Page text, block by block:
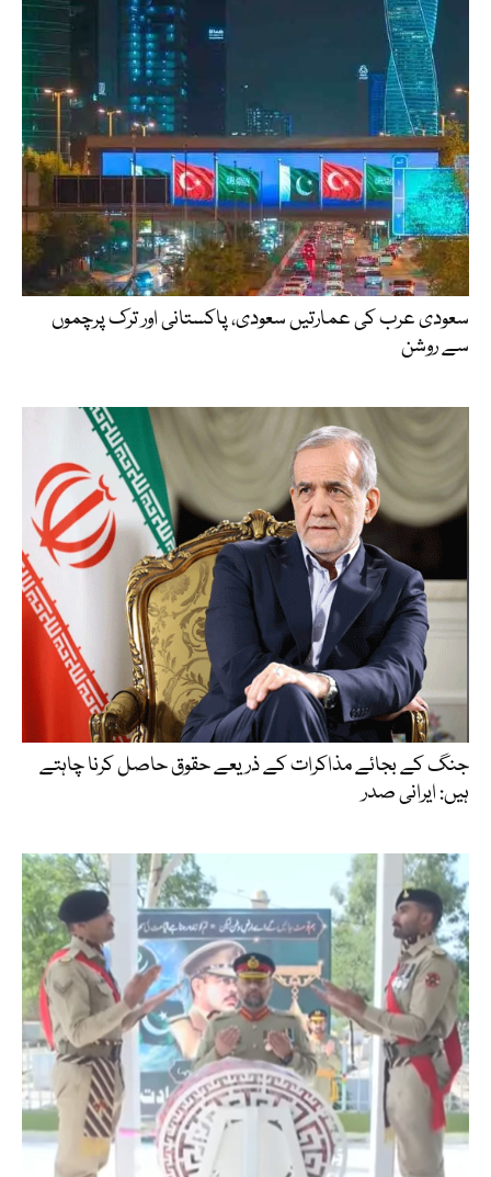
سعودی عرب کی عمارتیں سعودی، پاکستانی اور ترک پرچموں
سے روشن
جنگ کے بجائے مذاکرات کے ذریعے حقوق حاصل کرنا چاہتے
ہیں: ایرانی صدر